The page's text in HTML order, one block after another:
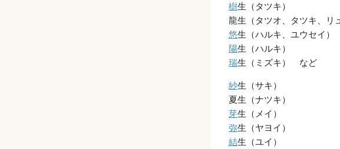
樹生（タツキ）
龍生（タツオ、タツキ、リ
悠生（ハルキ、ユウセイ）
陽生（ハルキ）
瑞生（ミズキ） など
紗生（サキ）
夏生（ナツキ）
芽生（メイ）
弥生（ヤヨイ）
結生（ユイ）